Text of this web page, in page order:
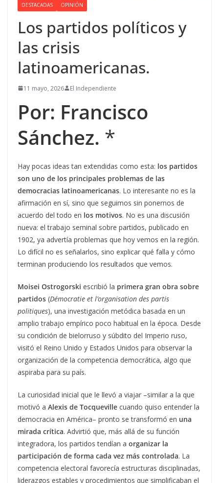
DESTACADAS OPINIÓN
Los partidos políticos y
las crisis
latinoamericanas.
11 mayo, 2026 El Independiente
Por: Francisco
Sánchez. *
Hay pocas ideas tan extendidas como esta: los partidos
son uno de los principales problemas de las
democracias latinoamericanas. Lo interesante no es la
afirmación en sí, sino que seguimos sin ponernos de
acuerdo del todo en los motivos. No es una discusión
nueva: el trabajo seminal sobre partidos, publicado en
1902, ya advertía problemas que hoy vemos en la región.
Lo difícil no es señalarlos, sino explicar qué falla y cómo
terminan produciendo los resultados que vemos.
Moisei Ostrogorski escribió la primera gran obra sobre
partidos (Démocratie et l’organisation des partis
politiques), una investigación metódica basada en un
amplio trabajo empírico poco habitual en la época. Desde
su condición de bielorruso y súbdito del Imperio ruso,
visitó el Reino Unido y Estados Unidos para observar la
organización de la competencia democrática, algo que
aspiraba para su país.
La curiosidad inicial que le llevó a viajar –similar a la que
motivó a Alexis de Tocqueville cuando quiso entender la
democracia en América– pronto se transformó en una
mirada crítica. Advirtió que, más allá de su función
integradora, los partidos tendían a organizar la
participación de forma cada vez más controlada. La
competencia electoral favorecía estructuras disciplinadas,
liderazgos estables y procedimientos que simplificaban el